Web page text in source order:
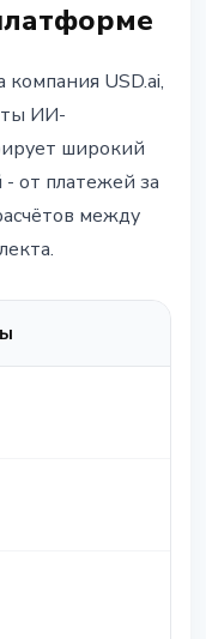
USD.ai,
ИИ-
широкий
от платежей за
между